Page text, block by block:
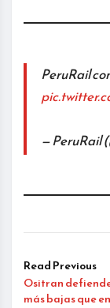
PeruRail
— PeruRail
Read Previous
Ositran
más bajas que